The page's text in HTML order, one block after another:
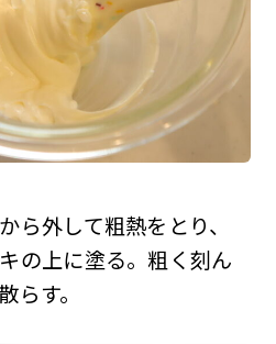
外して粗熱をとり、
の上に塗る。粗く刻ん
らす。